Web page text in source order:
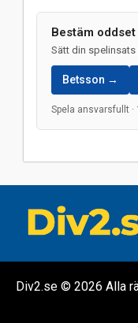
Bestäm oddset
Sätt din
Betsson →
Spela ansvarsfullt ·
Div2.se © 2026 Alla